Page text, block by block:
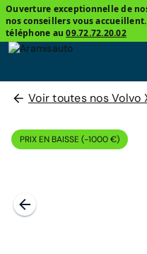
Ouverture exceptionnelle de
nos conseillers vous accueillent.
téléphone au09.72.72.20.02
Voir toutes nos Volvo
PRIX EN BAISSE (-1000 €)